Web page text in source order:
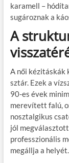
karamell –
sugároznak a
A
A női kézitáskák
sztár. Ezek a
90-es évek
merevített falú,
nosztalgikus
jól
professzionális
megállja a helyét.